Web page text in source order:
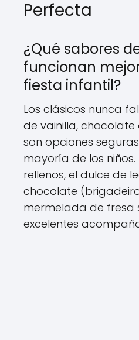
Perfecta
¿Qué sabores
funcionan
fiesta infantil?
Los clásicos nunca
de vainilla,
son opciones
mayoría de los
rellenos, el dulce de
chocolate
mermelada de fresa
excelentes